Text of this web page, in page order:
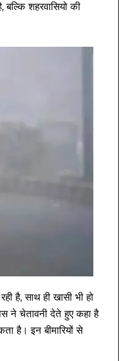
शहरवासियो की
है, साथ ही खासी भी हो
ने चेतावनी देते हुए कहा है
है। इन बीमारियों से